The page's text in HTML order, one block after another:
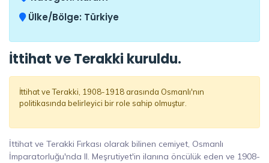
Ülke/Bölge: Türkiye
İttihat ve Terakki kuruldu.
İttihat ve Terakki, 1908-1918 arasında Osmanlı'nın
politikasında belirleyici bir role sahip olmuştur.
İttihat ve Terakki Fırkası olarak bilinen cemiyet, Osmanlı
İmparatorluğu'nda II. Meşrutiyet'in ilanına öncülük eden ve 1908-